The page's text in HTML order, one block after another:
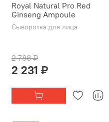
Royal Natural Pro Red
Ginseng Ampoule
Сыворотка для лица
2 788 ₽
2 231 ₽